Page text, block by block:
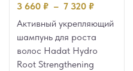
3 660 ₽ – 7 320 ₽
Активный укрепляющий
шампунь для роста
волос Hadat Hydro
Root Strengthening